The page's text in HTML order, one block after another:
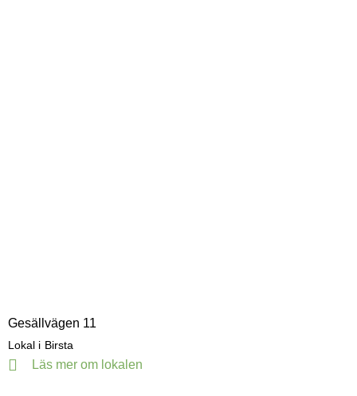
Gesällvägen 11
Lokal i Birsta
Läs mer om lokalen